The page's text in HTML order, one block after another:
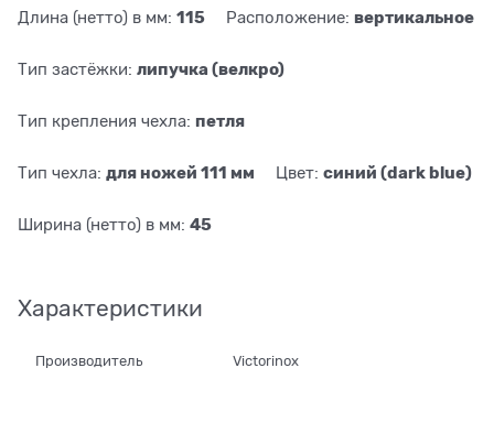
Длина (нетто) в мм: 115 Расположение: вертикальное
Тип застёжки: липучка (велкро)
Тип крепления чехла: петля
Тип чехла: для ножей 111 мм Цвет: синий (dark blue)
Ширина (нетто) в мм: 45
Характеристики
Производитель Victorinox